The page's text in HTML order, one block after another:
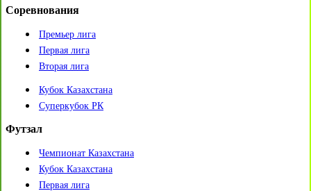
Соревнования
Премьер лига
Первая лига
Вторая лига
Кубок Казахстана
Суперкубок РК
Футзал
Чемпионат Казахстана
Кубок Казахстана
Первая лига